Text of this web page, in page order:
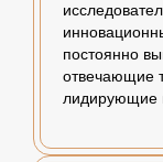
постоянно
отвечающие
лидирующие